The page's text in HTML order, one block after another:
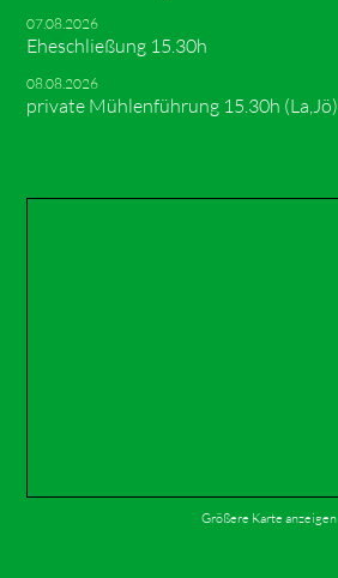
07.08.2026
Eheschließung 15.30h
08.08.2026
private Mühlenführung 15.30h (La,Jö)
Größere Karte anzeigen